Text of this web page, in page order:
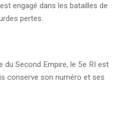
engagé dans les batailles de
pertes.
Second Empire, le 5e RI est
conserve son numéro et ses